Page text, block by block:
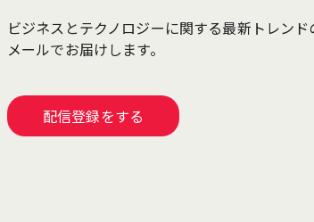
ビジネスとテクノロジーに関する最新トレン
メールでお届けします。
配信登録をする